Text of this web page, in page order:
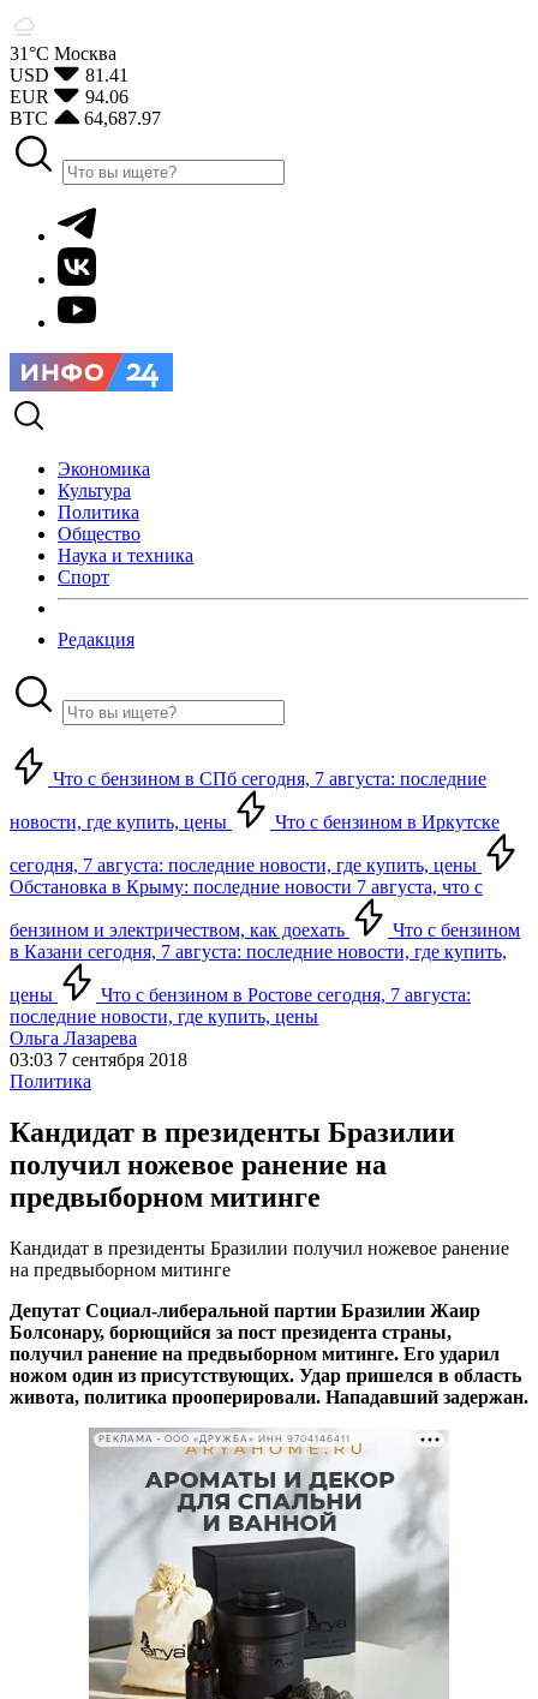
31°С Москва
USD
81.41
EUR
94.06
BTC
64,687.97
Экономика
Культура
Политика
Общество
Наука и техника
Спорт
Редакция
Что с бензином в СПб сегодня, 7 августа: последние
новости, где купить, цены Что с бензином в Иркутске
сегодня, 7 августа: последние новости, где купить, цены
Обстановка в Крыму: последние новости 7 августа, что с
бензином и электричеством, как доехать
Что с бензином
в Казани сегодня, 7 августа: последние новости, где купить,
цены
Что с бензином в Ростове сегодня, 7 августа:
последние новости, где купить, цены
Ольга Лазарева
03:03 7 сентября 2018
Политика
Кандидат в президенты Бразилии
получил ножевое ранение на
предвыборном митинге
Кандидат в президенты Бразилии получил ножевое ранение
на предвыборном митинге
Депутат Социал-либеральной партии Бразилии Жаир
Болсонару, борющийся за пост президента страны,
получил ранение на предвыборном митинге. Его ударил
ножом один из присутствующих. Удар пришелся в область
живота, политика прооперировали. Нападавший задержан.
РЕКЛАМА • ООО «ДРУЖБА» ИНН 9704146411